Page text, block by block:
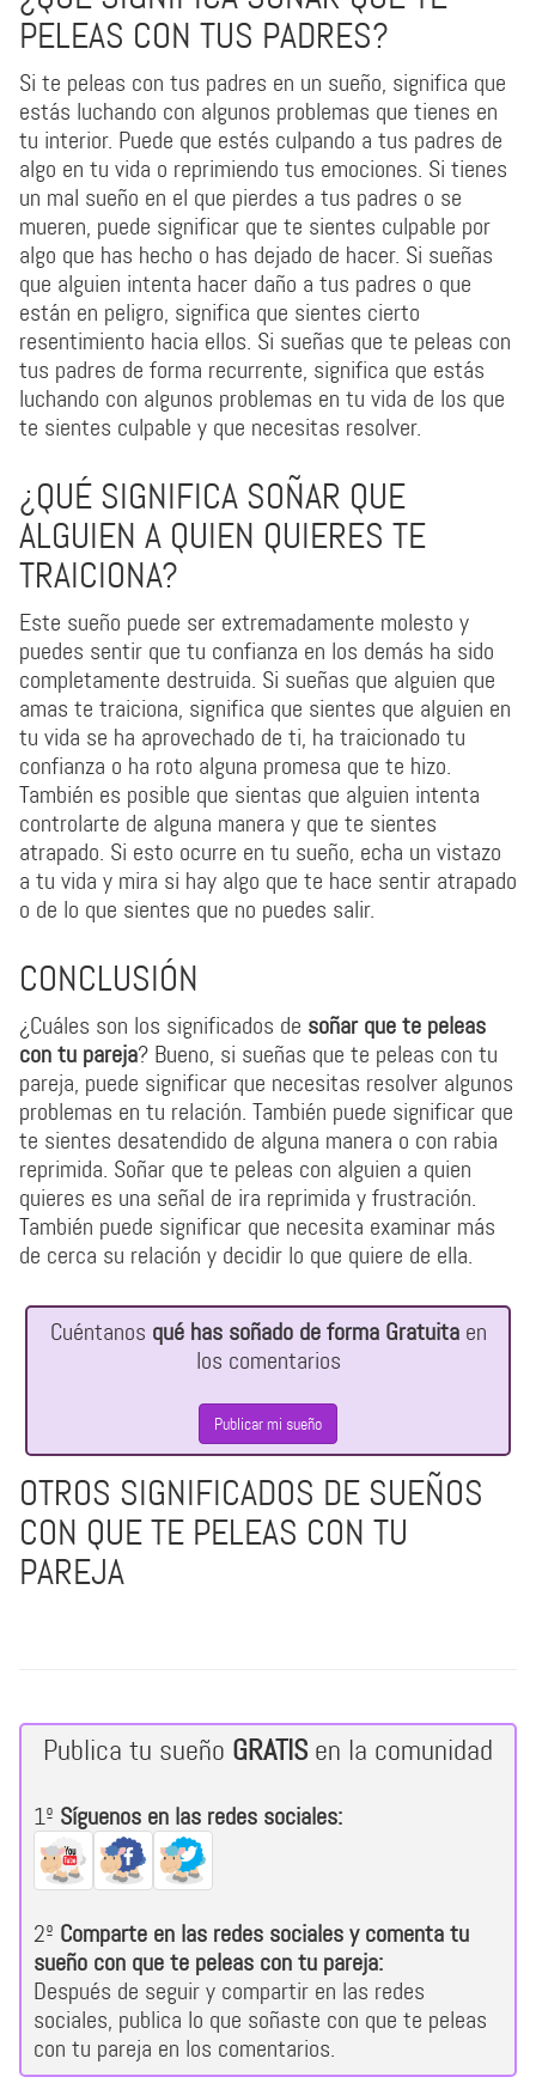
PELEAS CON TUS PADRES?
Si te peleas con tus padres en un sueño, significa que
estás luchando con algunos problemas que tienes en
tu interior. Puede que estés culpando a tus padres de
algo en tu vida o reprimiendo tus emociones. Si tienes
un mal sueño en el que pierdes a tus padres o se
mueren, puede significar que te sientes culpable por
algo que has hecho o has dejado de hacer. Si sueñas
que alguien intenta hacer daño a tus padres o que
están en peligro, significa que sientes cierto
resentimiento hacia ellos. Si sueñas que te peleas con
tus padres de forma recurrente, significa que estás
luchando con algunos problemas en tu vida de los que
te sientes culpable y que necesitas resolver.
¿QUÉ SIGNIFICA SOÑAR QUE
ALGUIEN A QUIEN QUIERES TE
TRAICIONA?
Este sueño puede ser extremadamente molesto y
puedes sentir que tu confianza en los demás ha sido
completamente destruida. Si sueñas que alguien que
amas te traiciona, significa que sientes que alguien en
tu vida se ha aprovechado de ti, ha traicionado tu
confianza o ha roto alguna promesa que te hizo.
También es posible que sientas que alguien intenta
controlarte de alguna manera y que te sientes
atrapado. Si esto ocurre en tu sueño, echa un vistazo
a tu vida y mira si hay algo que te hace sentir atrapado
o de lo que sientes que no puedes salir.
CONCLUSIÓN
¿Cuáles son los significados de soñar que te peleas
con tu pareja? Bueno, si sueñas que te peleas con tu
pareja, puede significar que necesitas resolver algunos
problemas en tu relación. También puede significar que
te sientes desatendido de alguna manera o con rabia
reprimida. Soñar que te peleas con alguien a quien
quieres es una señal de ira reprimida y frustración.
También puede significar que necesita examinar más
de cerca su relación y decidir lo que quiere de ella.
Cuéntanos qué has soñado de forma Gratuitaen
los comentarios
Publicar mi sueño
OTROS SIGNIFICADOS DE SUEÑOS
CON QUE TE PELEAS CON TU
PAREJA
Publica tu sueño GRATISen la comunidad
1º Síguenos en las redes sociales:
2º Comparte en las redes sociales y comenta tu
sueño con que te peleas con tu pareja:
Después de seguir y compartir en las redes
sociales, publica lo que soñaste con que te peleas
con tu pareja en los comentarios.